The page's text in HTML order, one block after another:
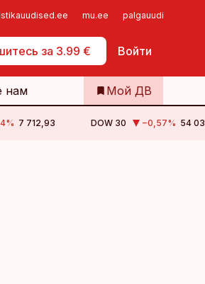
mu.ee palgauudised.ee
за 3.99 € Войти
Самообслуживание
нам Мой ДВ
% 7 712,93 DOW 30 −0,57% 54